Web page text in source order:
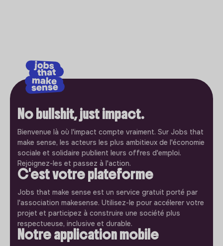
No bullshit, just impact.
Bienvenue là où l'impact compte vraiment. Sur Jobs that
make sense, les acteurs les plus ambitieux de l'économie
sociale et solidaire publient leurs offres d'emploi.
Rejoignez-les et passez à l'action.
C'est votre plateforme
Jobs that make sense est un service gratuit porté par
l'association makesense. Utilisez-le pour accélerer votre
projet et participez à construire une société plus
respectueuse, inclusive et durable.
Notre application mobile